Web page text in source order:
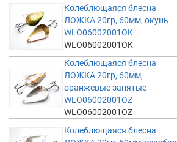
Колеблющаяся блесна
ЛОЖКА 20гр, 60мм, окунь
WLO06002001OK
WLO06002001OK
Колеблющаяся блесна
ЛОЖКА 20гр, 60мм,
оранжевые запятые
WLO06002001OZ
WLO06002001OZ
Колеблющаяся блесна